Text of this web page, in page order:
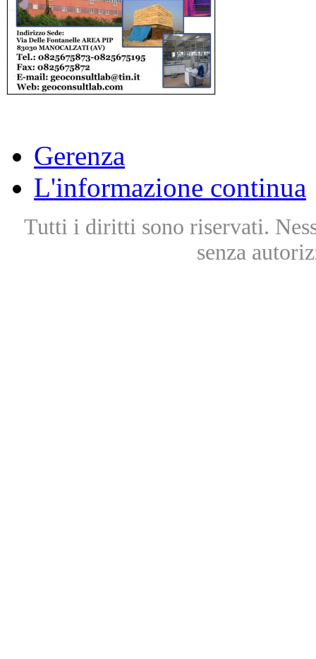
Gerenza
L'informazione continua
Tutti i diritti sono riservati.
senza